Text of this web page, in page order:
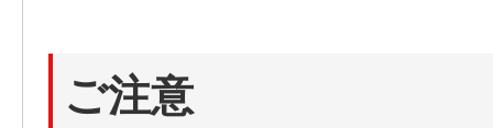
ご注意